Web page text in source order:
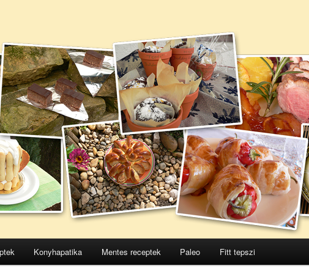
Konyhapatika Mentes receptek Paleo Fitt tepszi